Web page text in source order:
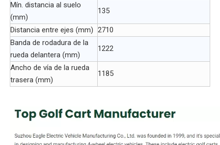
Mín. distancia al suelo
(mm)
135
Distancia entre ejes (mm) 2710
Banda de rodadura de la
rueda delantera (mm)
1222
Ancho de vía de la rueda
trasera (mm)
1185